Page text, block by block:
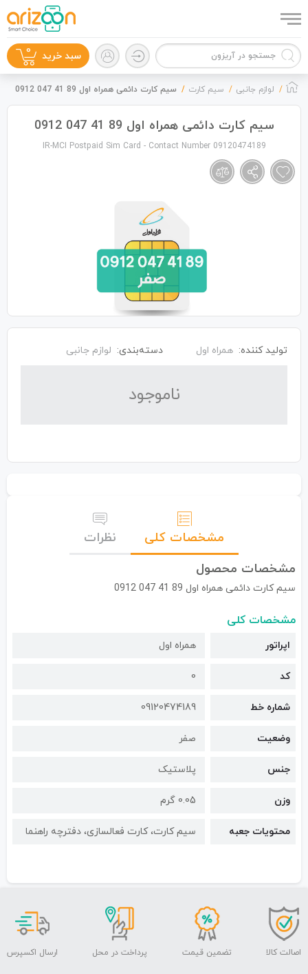
گوشی موبایل
سبد خرید 0
لوازم جانبی سیم کارت سیم کارت دائمی همراه اول 89 41 047 0912
سیم کارت دائمی همراه اول 89 41 047 0912
IR-MCI Postpaid Sim Card - Contact Number 09120474189
تولید کننده: همراه اول دسته‌بندی: لوازم جانبی
نا‌موجود
مشخصات کلی
نظرات
مشخصات محصول
سیم کارت دائمی همراه اول 89 41 047 0912
مشخصات کلی
اپراتور همراه اول
کد 0
شماره خط 09120474189
وضعیت صفر
جنس پلاستیک
وزن 0.05 گرم
محتویات جعبه سیم کارت، کارت فعالسازی، دفترچه راهنما
اصالت کالا تضمین قیمت پرداخت در محل ارسال اکسپرس